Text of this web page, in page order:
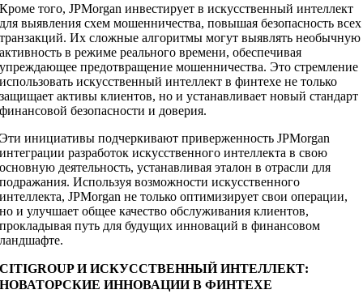
Кроме того, JPMorgan инвестирует в искусственный интеллект
для выявления схем мошенничества, повышая безопасность всех
транзакций. Их сложные алгоритмы могут выявлять необычную
активность в режиме реального времени, обеспечивая
упреждающее предотвращение мошенничества. Это стремление
использовать искусственный интеллект в финтехе не только
защищает активы клиентов, но и устанавливает новый стандарт
финансовой безопасности и доверия.
Эти инициативы подчеркивают приверженность JPMorgan
интеграции разработок искусственного интеллекта в свою
основную деятельность, устанавливая эталон в отрасли для
подражания. Используя возможности искусственного
интеллекта, JPMorgan не только оптимизирует свои операции,
но и улучшает общее качество обслуживания клиентов,
прокладывая путь для будущих инноваций в финансовом
ландшафте.
CITIGROUP И ИСКУССТВЕННЫЙ ИНТЕЛЛЕКТ:
НОВАТОРСКИЕ ИННОВАЦИИ В ФИНТЕХЕ